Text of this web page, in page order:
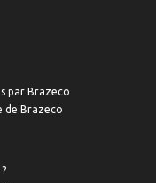
par Brazeco
de Brazeco